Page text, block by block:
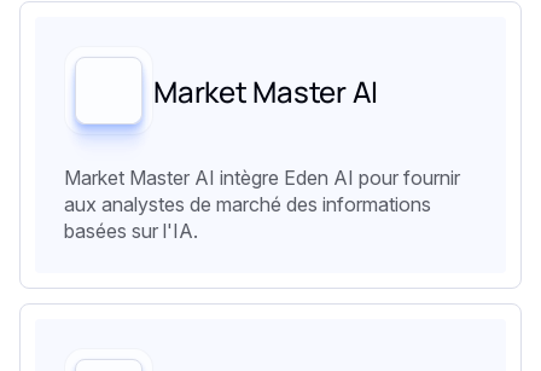
Market Master AI
Market Master AI intègre Eden AI pour fournir
aux analystes de marché des informations
basées sur l'IA.